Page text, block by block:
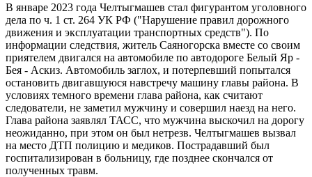
В январе 2023 года Челтыгмашев стал фигурантом уголовного
дела по ч. 1 ст. 264 УК РФ ("Нарушение правил дорожного
движения и эксплуатации транспортных средств"). По
информации следствия, житель Саяногорска вместе со своим
приятелем двигался на автомобиле по автодороге Белый Яр -
Бея - Аскиз. Автомобиль заглох, и потерпевший попытался
остановить двигавшуюся навстречу машину главы района. В
условиях темного времени глава района, как считают
следователи, не заметил мужчину и совершил наезд на него.
Глава района заявлял ТАСС, что мужчина выскочил на дорогу
неожиданно, при этом он был нетрезв. Челтыгмашев вызвал
на место ДТП полицию и медиков. Пострадавший был
госпитализирован в больницу, где позднее скончался от
полученных травм.